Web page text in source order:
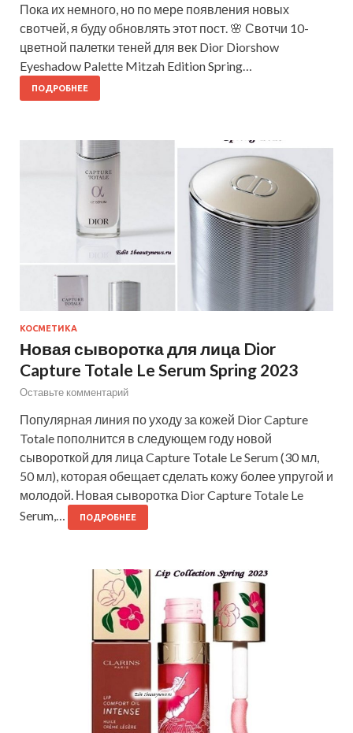
Пока их немного, но по мере появления новых
свотчей, я буду обновлять этот пост. 🌸 Свотчи 10-
цветной палетки теней для век Dior Diorshow
Eyeshadow Palette Mitzah Edition Spring…
ПОДРОБНЕЕ
КОСМЕТИКА
Новая сыворотка для лица Dior
Capture Totale Le Serum Spring 2023
Оставьте комментарий
Популярная линия по уходу за кожей Dior Capture
Totale пополнится в следующем году новой
сывороткой для лица Capture Totale Le Serum (30 мл,
50 мл), которая обещает сделать кожу более упругой и
молодой. Новая сыворотка Dior Capture Totale Le
Serum,…
ПОДРОБНЕЕ